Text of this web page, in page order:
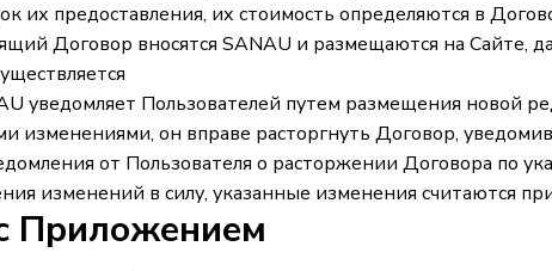
их предоставления, их стоимость определяются в
Договор вносятся SANAU и размещаются на Сайте,
уведомляет Пользователей путем размещения новой
изменениями, он вправе расторгнуть Договор,
от Пользователя о расторжении Договора по
изменений в силу, указанные изменения считаются
Приложением